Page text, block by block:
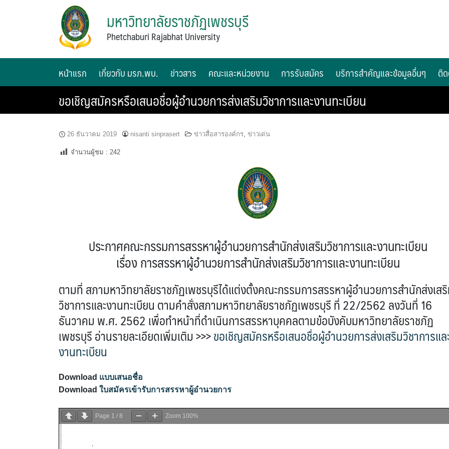
มหาวิทยาลัยราชภัฏเพชรบุรี
Phetchaburi Rajabhat University
หน้าแรก เกี่ยวกับ มรภ.พบ. ข่าวสาร คณะและหน่วยงาน การรับสมัคร บริการสำคัญและข้อมูลอื่นๆ ติ
ขอเชิญสมัครหรือเสนอชื่อผู้อำนวยการส่งเสริมวิชาการและงานทะเบียน
26 ธันวาคม 2019 nisanti sinprasert ข่าวสื่อสารองค์กร, ข่าวเด่น
จำนวนผู้ชม : 242
ประกาศคณะกรรมการสรรหาผู้อำนวยการสำนักส่งเสริมวิชาการและงานทะเบียน
เรื่อง การสรรหาผู้อำนวยการสำนักส่งเสริมวิชาการและงานทะเบียน
ตามที่ สภามหาวิทยาลัยราชภัฏเพชรบุรีได้แต่งตั้งคณะกรรมการสรรหาผู้อำนวยการสำนักส่งเส
วิชาการและงานทะเบียน ตามคำสั่งสภามหาวิทยาลัยราชภัฏเพชรบุรี ที่ 22/2562 ลงวันที่ 16
ธันวาคม พ.ศ. 2562 เพื่อทำหน้าที่ดำเนินการสรรหาบุคคลตามข้อบังคับมหาวิทยาลัยราชภัฏ
เพชรบุรี อ่านรายละเอียดเพิ่มเติม >>>ขอเชิญสมัครหรือเสนอชื่อผู้อำนวยการส่งเสริมวิชาการแล
งานทะเบียน
Download แบบเสนอชื่อ
Download ใบสมัครเข้ารับการสรรหาผู้อำนวยการ
Page 1 / 8 Zoom 100%